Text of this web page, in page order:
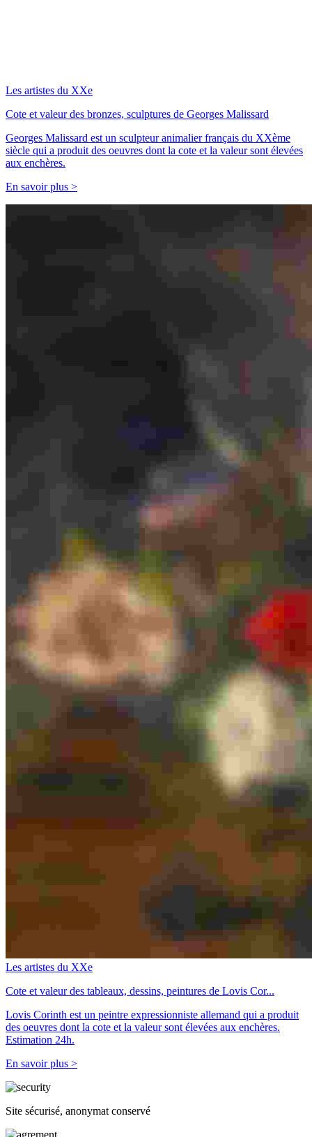
Les artistes du XXe
Cote et valeur des bronzes, sculptures de Georges Malissard
Georges Malissard est un sculpteur animalier français du XXème
siècle qui a produit des oeuvres dont la cote et la valeur sont élevées
aux enchères.
En savoir plus >
Les artistes du XXe
Cote et valeur des tableaux, dessins, peintures de Lovis Cor...
Lovis Corinth est un peintre expressionniste allemand qui a produit
des oeuvres dont la cote et la valeur sont élevées aux enchères.
Estimation 24h.
En savoir plus >
Site sécurisé, anonymat conservé